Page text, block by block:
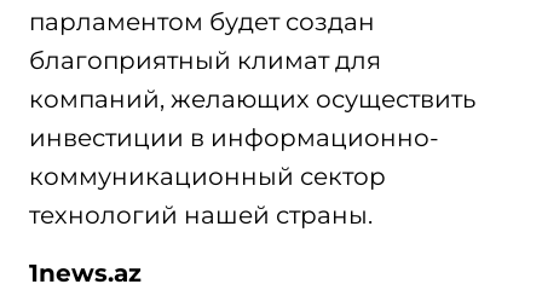
парламентом будет создан
благоприятный климат для
компаний, желающих осуществить
инвестиции в информационно-
коммуникационный сектор
технологий нашей страны.
1news.az